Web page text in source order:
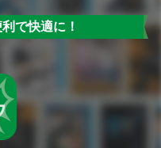
で快適に！